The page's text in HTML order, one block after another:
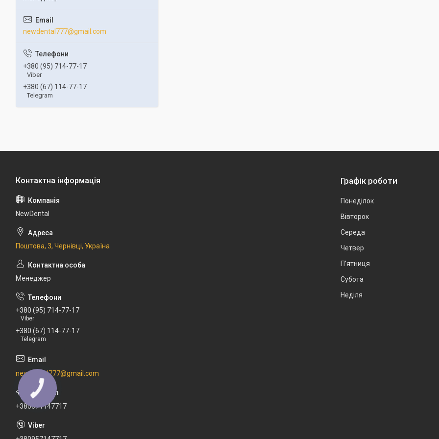
newdental777@gmail.com
+380 (95) 714-77-17
Viber
+380 (67) 114-77-17
Telegram
NewDental
Поштова, 3, Чернівці, Україна
Менеджер
+380 (95) 714-77-17
Viber
+380 (67) 114-77-17
Telegram
newdental777@gmail.com
+380671147717
Графік роботи
Понеділок
Вівторок
Середа
Четвер
Пʼятниця
Субота
Неділя
КНОПКА
ЗВ'ЯЗКУ